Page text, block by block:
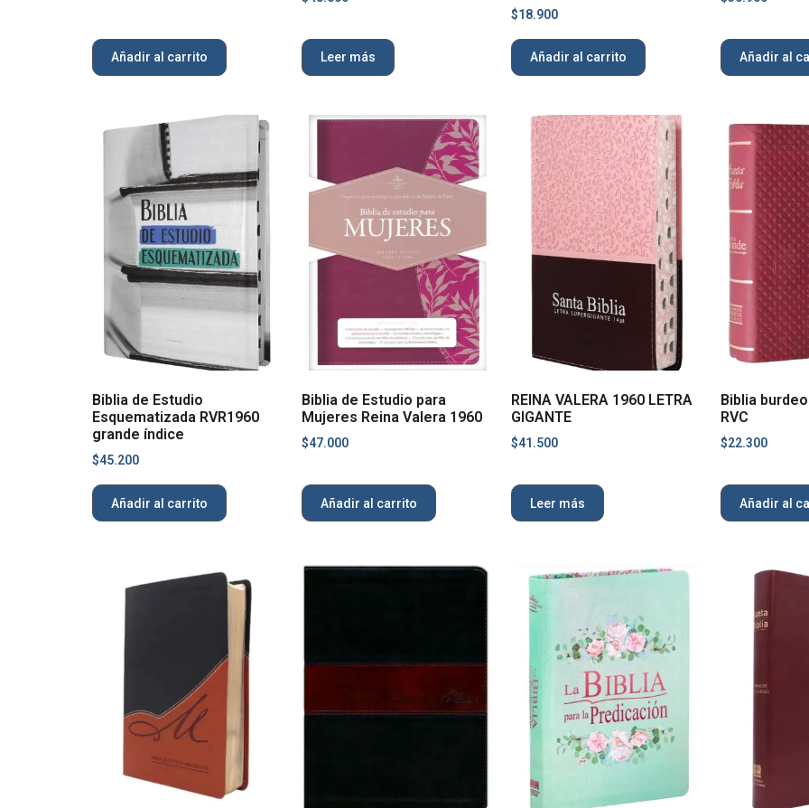
Añadir al carrito Leer más
$18.900
Añadir al carrito Añadir al
Biblia de Estudio
Esquematizada RVR1960
grande índice
$45.200
Añadir al carrito
Biblia de Estudio para
Mujeres Reina Valera 1960
$47.000
Añadir al carrito
REINA VALERA 1960 LETRA
GIGANTE
$41.500
Leer más
Biblia
RVC
$22.300
Añadir al